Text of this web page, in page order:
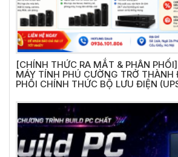
[CHÍNH THỨC RA MẮT & PHÂN
MÁY TÍNH PHÚ CƯỜNG TRỞ THÀNH
PHỐI CHÍNH THỨC BỘ LƯU ĐIỆN